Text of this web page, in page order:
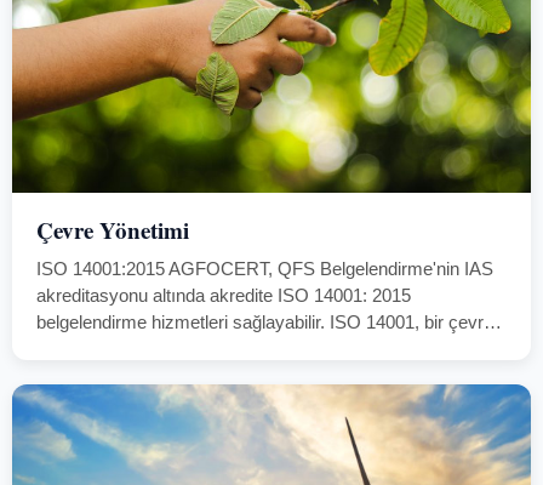
Çevre Yönetimi
ISO 14001:2015 AGFOCERT, QFS Belgelendirme'nin IAS
akreditasyonu altında akredite ISO 14001: 2015
belgelendirme hizmetleri sağlayabilir. ISO 14001, bir çevre
kurmak…